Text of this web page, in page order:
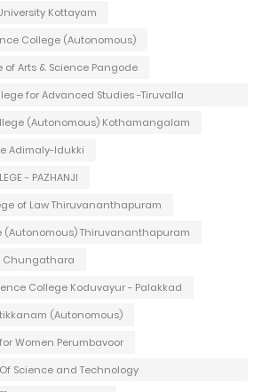
Kottayam
College (Autonomous)
Arts & Science Pangode
for Advanced Studies -Tiruvalla
(Autonomous) Kothamangalam
Adimaly-Idukki
- PAZHANJI
of Law Thiruvananthapuram
(Autonomous) Thiruvananthapuram
Chungathara
College Koduvayur - Palakkad
(Autonomous)
Women Perumbavoor
Science and Technology